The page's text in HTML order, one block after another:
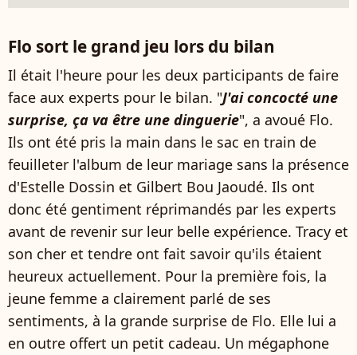
Flo sort le grand jeu lors du bilan
Il était l'heure pour les deux participants de faire
face aux experts pour le bilan. "J'ai concocté une
surprise, ça va être une dinguerie", a avoué Flo.
Ils ont été pris la main dans le sac en train de
feuilleter l'album de leur mariage sans la présence
d'Estelle Dossin et Gilbert Bou Jaoudé. Ils ont
donc été gentiment réprimandés par les experts
avant de revenir sur leur belle expérience. Tracy et
son cher et tendre ont fait savoir qu'ils étaient
heureux actuellement. Pour la première fois, la
jeune femme a clairement parlé de ses
sentiments, à la grande surprise de Flo. Elle lui a
en outre offert un petit cadeau. Un mégaphone